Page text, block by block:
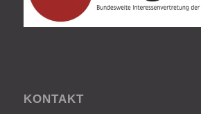
KONTAKT